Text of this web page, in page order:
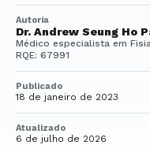
Autoria
Dr. Andrew Seung Ho
Médico especialista em
RQE: 67991
Publicado
18 de janeiro de 2023
Atualizado
6 de julho de 2026